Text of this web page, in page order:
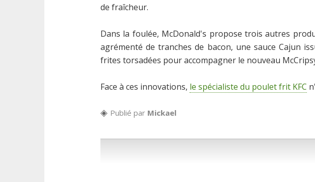
de fraîcheur.
Dans la foulée, McDonald's propose trois autres
agrémenté de tranches de bacon, une sauce Cajun
frites torsadées pour accompagner le nouveau
Face à ces innovations, le spécialiste du poulet frit KFC
Publié par Mickael